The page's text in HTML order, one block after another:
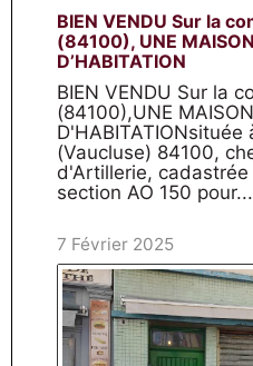
BIEN VENDU Sur la
(84100), UNE
D’HABITATION
BIEN VENDU Sur la
(84100),UNE
D'HABITATIONsituée
(Vaucluse) 84100,
d'Artillerie,
section AO 150 pour...
7 Février 2025